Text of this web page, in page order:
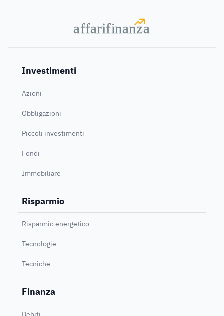
affarifinanza
affarifinanza
Investimenti
Azioni
Obbligazioni
Piccoli investimenti
Fondi
Immobiliare
Risparmio
Risparmio energetico
Tecnologie
Tecniche
Finanza